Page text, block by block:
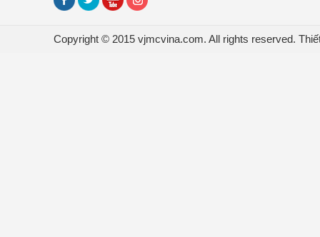
Copyright © 2015 vjmcvina.com. All rights reserved.